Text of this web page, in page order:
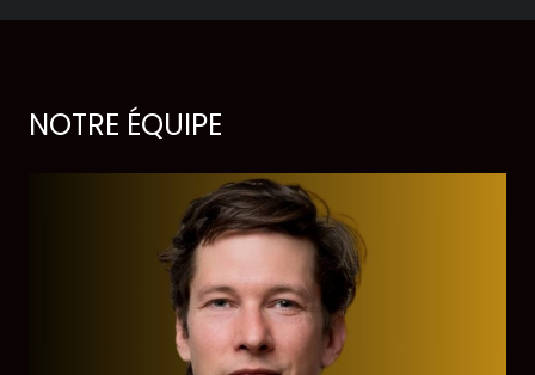
Équipe et conseil
d’administration
Votre soutien
On en parle dans les
NOTRE ÉQUIPE